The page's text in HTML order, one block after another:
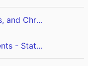
wad - about chatbots, captchas, and Chromecast
My 2,718281828459045235 Cents - State Of AI: Year 3 of the hype. Things I learned